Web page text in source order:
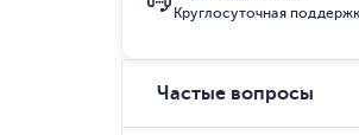
Круглосуточная
Частые вопросы